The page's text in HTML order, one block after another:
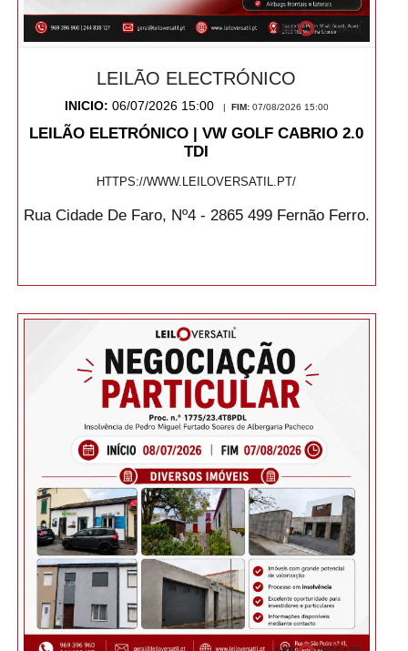
LEILÃO ELECTRÓNICO
INICIO: 06/07/2026 15:00 | FIM: 07/08/2026 15:00
LEILÃO ELETRÓNICO | VW GOLF CABRIO 2.0
TDI
HTTPS://WWW.LEILOVERSATIL.PT/
Rua Cidade De Faro, Nº4 - 2865 499 Fernão Ferro.